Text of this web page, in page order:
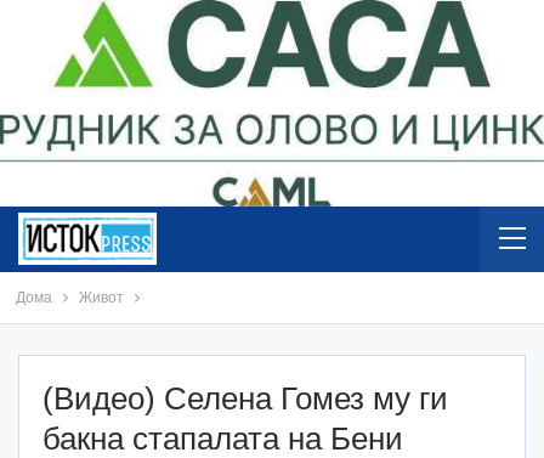
Дома Живот
(Видео) Селена Гомез му ги
бакна стапалата на Бени